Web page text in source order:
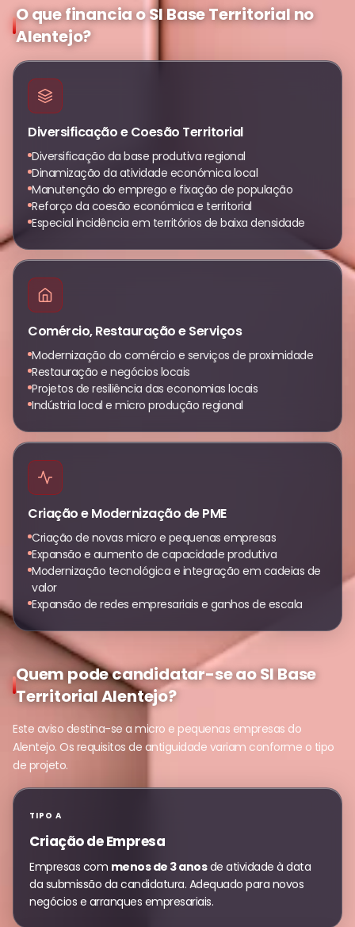
O que financia o SI Base Territorial no
Alentejo?
Diversificação e Coesão Territorial
Diversificação da base produtiva regional
Dinamização da atividade económica local
Manutenção do emprego e fixação de população
Reforço da coesão económica e territorial
Especial incidência em territórios de baixa densidade
Comércio, Restauração e Serviços
Modernização do comércio e serviços de proximidade
Restauração e negócios locais
Projetos de resiliência das economias locais
Indústria local e micro produção regional
Criação e Modernização de PME
Criação de novas micro e pequenas empresas
Expansão e aumento de capacidade produtiva
Modernização tecnológica e integração em cadeias de
valor
Expansão de redes empresariais e ganhos de escala
Quem pode candidatar-se ao SI Base
Territorial Alentejo?
Este aviso destina-se a micro e pequenas empresas do
Alentejo. Os requisitos de antiguidade variam conforme o tipo
de projeto.
TIPO A
Criação de Empresa
Empresas com menos de 3 anosde atividade à data
da submissão da candidatura. Adequado para novos
negócios e arranques empresariais.